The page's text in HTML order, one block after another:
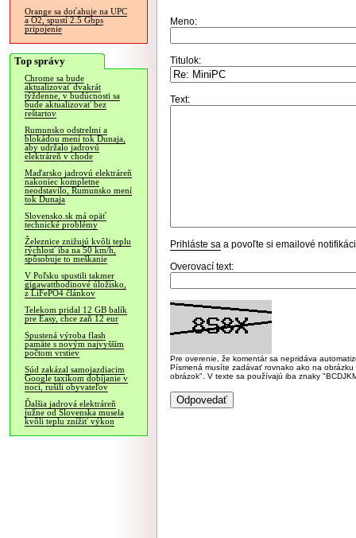
Orange sa doťahuje na UPC
a O2, spustí 2.5 Gbps
pripojenie
Top správy
Chrome sa bude
aktualizovať dvakrát
týždenne, v budúcnosti sa
bude aktualizovať bez
reštartov
Rumunsko odstrelmi a
blokádou mení tok Dunaja,
aby udržalo jadrovú
elektráreň v chode
Maďarsko jadrovú elektráreň
nakoniec kompletne
neodstavilo, Rumunsko mení
tok Dunaja
Slovensko.sk má opäť
technické problémy
Železnice znižujú kvôli teplu
rýchlosť iba na 50 km/h,
spôsobuje to meškanie
V Poľsku spustili takmer
gigawatthodinové úložisko,
z LiFePO4 článkov
Telekom pridal 12 GB balík
pre Easy, chce zaň 12 eur
Spustená výroba flash
pamäte s novým najvyšším
počtom vrstiev
Súd zakázal samojazdiacim
Google taxíkom dobíjanie v
noci, rušili obyvateľov
Ďalšia jadrová elektráreň
južne od Slovenska musela
kvôli teplu znížiť výkon
Meno:
Titulok:
Text:
Prihláste sa a povoľte si emailové
Overovací text:
Pre overenie, že komentár sa nepridáva
Písmená musíte zadávať rovnako ako na
obrázok". V texte sa používajú iba znaky